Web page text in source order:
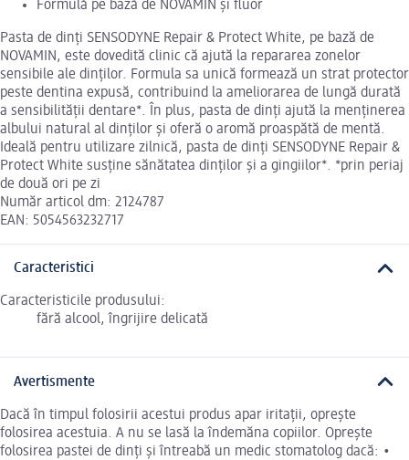
Formulă pe bază de NOVAMIN și fluor
Pasta de dinți SENSODYNE Repair & Protect White, pe bază de
NOVAMIN, este dovedită clinic că ajută la repararea zonelor
sensibile ale dinților. Formula sa unică formează un strat protector
peste dentina expusă, contribuind la ameliorarea de lungă durată
a sensibilității dentare*. În plus, pasta de dinți ajută la menținerea
albului natural al dinților și oferă o aromă proaspătă de mentă.
Ideală pentru utilizare zilnică, pasta de dinți SENSODYNE Repair &
Protect White susține sănătatea dinților și a gingiilor*. *prin periaj
de două ori pe zi
Număr articol dm: 2124787
EAN: 5054563232717
Caracteristici
Caracteristicile produsului:
fără alcool, îngrijire delicată
Avertismente
Dacă în timpul folosirii acestui produs apar iritații, oprește
folosirea acestuia. A nu se lasă la îndemăna copiilor. Oprește
folosirea pastei de dinți și întreabă un medic stomatolog dacă: •